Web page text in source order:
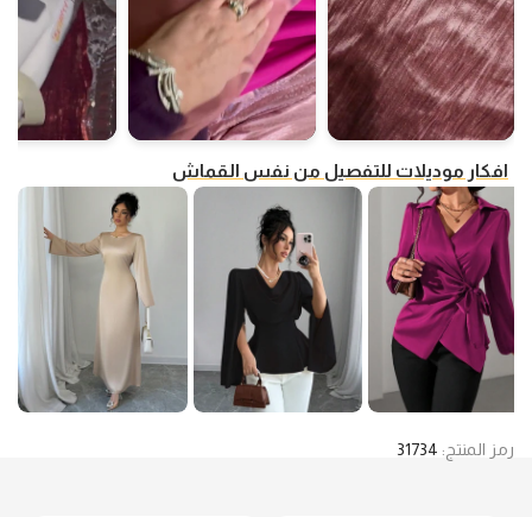
افكار موديلات للتفصيل من نفس القماش
رمز المنتج: 31734